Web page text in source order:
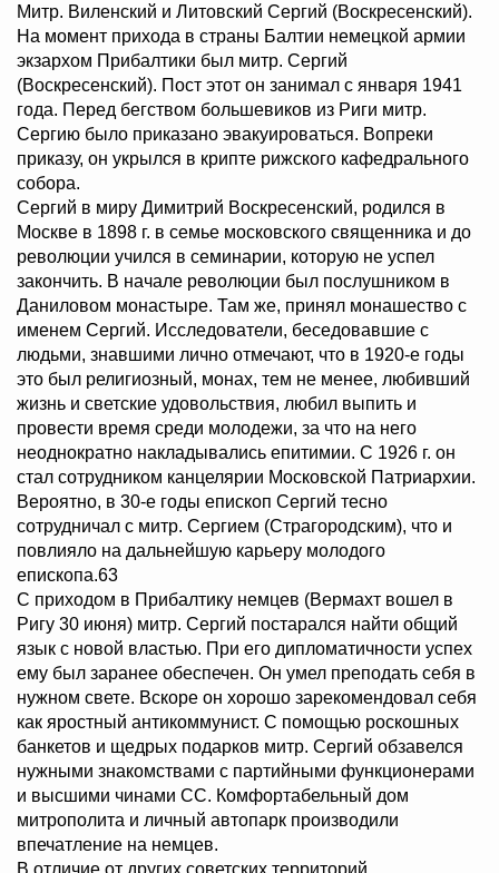
Митр. Виленский и Литовский Сергий (Воскресенский).
На момент прихода в страны Балтии немецкой армии
экзархом Прибалтики был митр. Сергий
(Воскресенский). Пост этот он занимал с января 1941
года. Перед бегством большевиков из Риги митр.
Сергию было приказано эвакуироваться. Вопреки
приказу, он укрылся в крипте рижского кафедрального
собора.
Сергий в миру Димитрий Воскресенский, родился в
Москве в 1898 г. в семье московского священника и до
революции учился в семинарии, которую не успел
закончить. В начале революции был послушником в
Даниловом монастыре. Там же, принял монашество с
именем Сергий. Исследователи, беседовавшие с
людьми, знавшими лично отмечают, что в 1920-е годы
это был религиозный, монах, тем не менее, любивший
жизнь и светские удовольствия, любил выпить и
провести время среди молодежи, за что на него
неоднократно накладывались епитимии. С 1926 г. он
стал сотрудником канцелярии Московской Патриархии.
Вероятно, в 30-е годы епископ Сергий тесно
сотрудничал с митр. Сергием (Страгородским), что и
повлияло на дальнейшую карьеру молодого
епископа.63
С приходом в Прибалтику немцев (Вермахт вошел в
Ригу 30 июня) митр. Сергий постарался найти общий
язык с новой властью. При его дипломатичности успех
ему был заранее обеспечен. Он умел преподать себя в
нужном свете. Вскоре он хорошо зарекомендовал себя
как яростный антикоммунист. С помощью роскошных
банкетов и щедрых подарков митр. Сергий обзавелся
нужными знакомствами с партийными функционерами
и высшими чинами СС. Комфортабельный дом
митрополита и личный автопарк производили
впечатление на немцев.